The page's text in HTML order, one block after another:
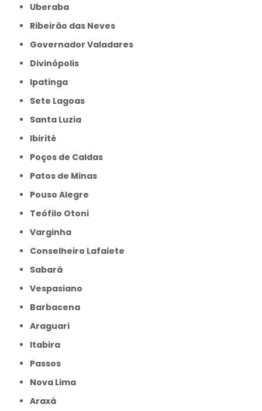
Uberaba
Ribeirão das Neves
Governador Valadares
Divinópolis
Ipatinga
Sete Lagoas
Santa Luzia
Ibirité
Poços de Caldas
Patos de Minas
Pouso Alegre
Teófilo Otoni
Varginha
Conselheiro Lafaiete
Sabará
Vespasiano
Barbacena
Araguari
Itabira
Passos
Nova Lima
Araxá